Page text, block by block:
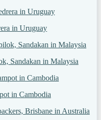
in Uruguay
Sandakan in Malaysia
in Cambodia